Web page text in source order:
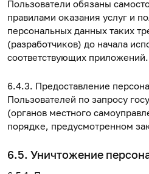
Пользователи обязаны
правилами оказания услуг и
персональных данных таких
(разработчиков) до начала
соответствующих приложений.
6.4.3. Предоставление
Пользователей по запросу
(органов местного
порядке, предусмотренном
6.5. Уничтожение